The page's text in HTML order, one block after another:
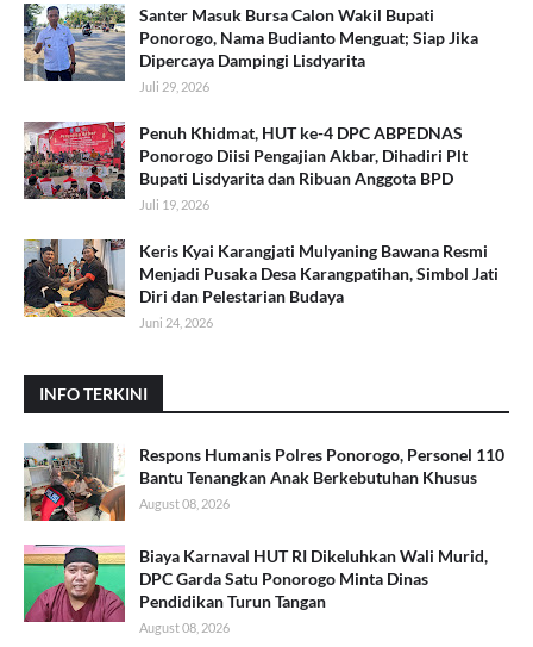
Santer Masuk Bursa Calon Wakil Bupati
Ponorogo, Nama Budianto Menguat; Siap Jika
Dipercaya Dampingi Lisdyarita
Juli 29, 2026
Penuh Khidmat, HUT ke-4 DPC ABPEDNAS
Ponorogo Diisi Pengajian Akbar, Dihadiri Plt
Bupati Lisdyarita dan Ribuan Anggota BPD
Juli 19, 2026
Keris Kyai Karangjati Mulyaning Bawana Resmi
Menjadi Pusaka Desa Karangpatihan, Simbol Jati
Diri dan Pelestarian Budaya
Juni 24, 2026
INFO TERKINI
Respons Humanis Polres Ponorogo, Personel 110
Bantu Tenangkan Anak Berkebutuhan Khusus
August 08, 2026
Biaya Karnaval HUT RI Dikeluhkan Wali Murid,
DPC Garda Satu Ponorogo Minta Dinas
Pendidikan Turun Tangan
August 08, 2026